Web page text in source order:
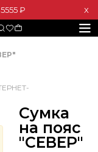
₽ Х
Сумка
на пояс
"СЕВЕР"